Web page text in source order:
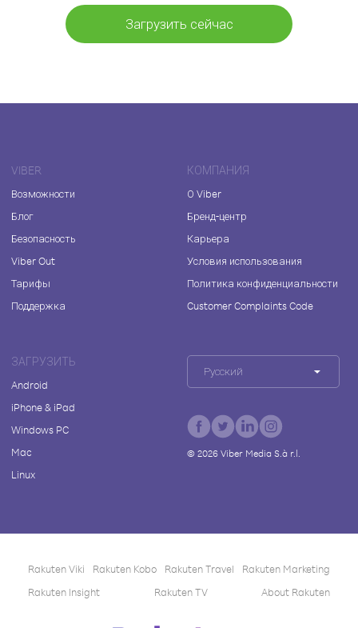
Загрузить сейчас
VIBER
Возможности
Блог
Безопасность
Viber Out
Тарифы
Поддержка
КОМПАНИЯ
О Viber
Бренд-центр
Карьера
Условия использования
Политика конфиденциальности
Customer Complaints Code
ЗАГРУЗИТЬ
Android
iPhone & iPad
Windows PC
Mac
Linux
Русский
© 2026Viber Media S.à r.l.
Rakuten Viki Rakuten Kobo Rakuten Travel
Rakuten Marketing
Rakuten Insight
Rakuten TV About Rakuten